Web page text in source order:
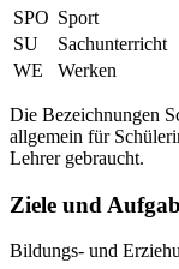
SPO Sport
SU
Sachunterricht
WE
Werken
Die Bezeichnungen
allgemein für
Lehrer gebraucht.
Ziele und
Bildungs- und